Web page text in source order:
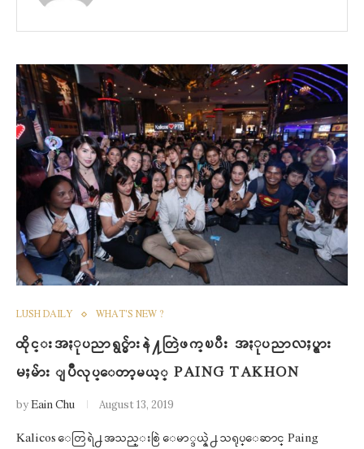
LUSH DAILY WHAT'S NEW ?
ထိုင္းအႏုပညာရွင္မ်ားနဲ႔တြဲဖက္ၿပီး အႏုပညာလႈပ္ရွား
မႈမ်ား ျပဳလုပ္ေတာ့မယ့္ PAING TAKHON
byEain Chu August 13, 2019
Kalicos ေတြရဲ႕ အသည္းစြဲ ေမာ္ဒယ္နဲ႕ သရုပ္ေဆာင္ Paing